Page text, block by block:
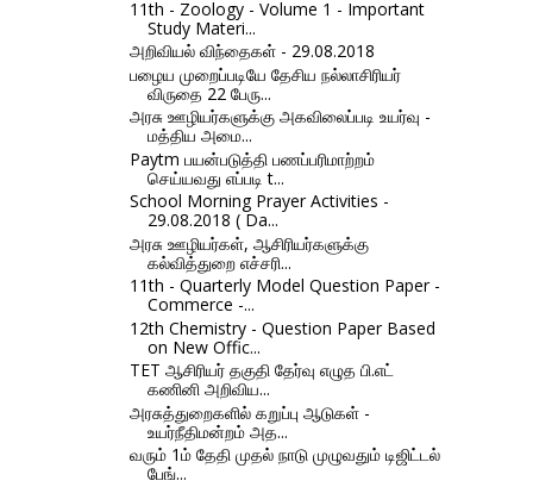
11th - Zoology - Volume 1 - Important
Study Materi...
அறிவியல் விந்தைகள் - 29.08.2018
பழைய முறைப்படியே தேசிய நல்லாசிரியர்
விருதை 22 பேரு...
அரசு ஊழியர்களுக்கு அகவிலைப்படி உயர்வு -
மத்திய அமை...
Paytm பயன்படுத்தி பணப்பரிமாற்றம்
செய்யவது எப்படி t...
School Morning Prayer Activities -
29.08.2018 ( Da...
அரசு ஊழியர்கள், ஆசிரியர்களுக்கு
கல்வித்துறை எச்சரி...
11th - Quarterly Model Question Paper -
Commerce -...
12th Chemistry - Question Paper Based
on New Offic...
TET ஆசிரியர் தகுதி தேர்வு எழுத பி.எட்
கணினி அறிவிய...
அரசுத்துறைகளில் கறுப்பு ஆடுகள் -
உயர்நீதிமன்றம் அத...
வரும் 1ம் தேதி முதல் நாடு முழுவதும் டிஜிட்டல்
பேங்...